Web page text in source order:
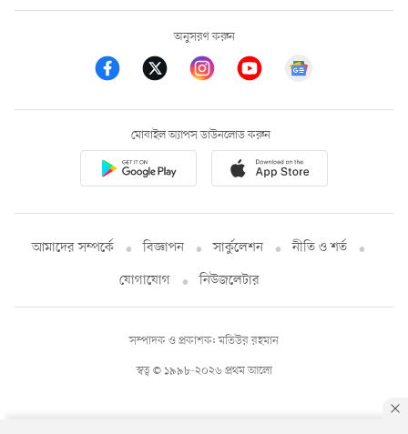
অনুসরণ করুন
মোবাইল অ্যাপস ডাউনলোড করুন
আমাদের সম্পর্কে বিজ্ঞাপন সার্কুলেশন
নীতি ও শর্ত
যোগাযোগ
নিউজলেটার
স্বত্ব © ১৯৯৮-২০২৬ প্রথম আলো
সম্পাদক ও প্রকাশক: মতিউর রহমান